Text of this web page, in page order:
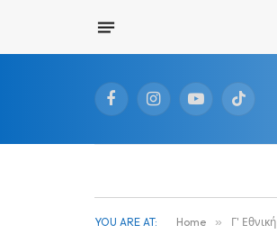
FacebookInstagramYouTubeTikTok
YOU ARE AT: Home » Γ' Εθνική